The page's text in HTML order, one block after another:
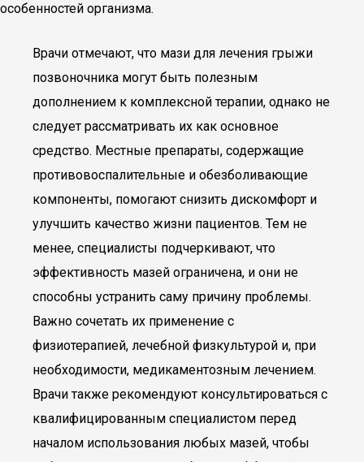
особенностей организма.
Врачи отмечают, что мази для лечения грыжи
позвоночника могут быть полезным
дополнением к комплексной терапии, однако не
следует рассматривать их как основное
средство. Местные препараты, содержащие
противовоспалительные и обезболивающие
компоненты, помогают снизить дискомфорт и
улучшить качество жизни пациентов. Тем не
менее, специалисты подчеркивают, что
эффективность мазей ограничена, и они не
способны устранить саму причину проблемы.
Важно сочетать их применение с
физиотерапией, лечебной физкультурой и, при
необходимости, медикаментозным лечением.
Врачи также рекомендуют консультироваться с
квалифицированным специалистом перед
началом использования любых мазей, чтобы